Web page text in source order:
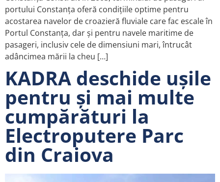
portului Constanța oferă condițiile optime pentru
acostarea navelor de croazieră fluviale care fac escale în
Portul Constanța, dar și pentru navele maritime de
pasageri, inclusiv cele de dimensiuni mari, întrucât
adâncimea mării la cheu […]
KADRA deschide ușile
pentru și mai multe
cumpărături la
Electroputere Parc
din Craiova